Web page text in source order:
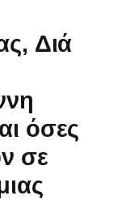
Διά
σε